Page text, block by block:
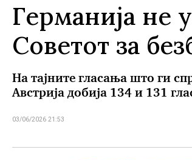
Германија не
Советот за
На тајните гласања што ги
Австрија добија 134 и 131
03/06/2026 21:53